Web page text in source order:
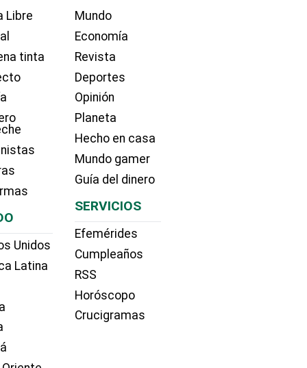
Libre
tinta
Unidos
Latina
Mundo
Economía
Revista
Deportes
Opinión
Planeta
Hecho en casa
Mundo gamer
Guía del dinero
SERVICIOS
Efemérides
Cumpleaños
RSS
Horóscopo
Crucigramas